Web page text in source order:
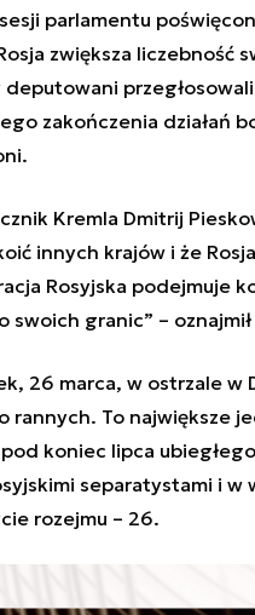
parlamentu
zwiększa liczebność
zakończenia działań
Kremla Dmitrij
innych krajów i że
Rosyjska podejmuje
swoich granic” –
26 marca, w ostrzale w
rannych. To największe
koniec lipca
separatystami i w
rozejmu – 26.